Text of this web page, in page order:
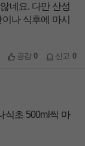
네요. 다만 산성
나 식후에 마시
공감0 신고 0
식초 500ml씩 마